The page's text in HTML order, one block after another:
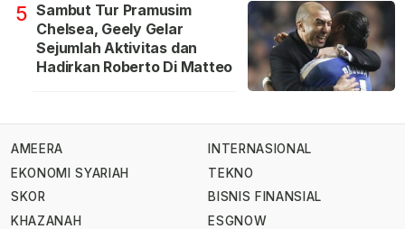
5 Sambut Tur Pramusim
Chelsea, Geely Gelar
Sejumlah Aktivitas dan
Hadirkan Roberto Di Matteo
AMEERA
EKONOMI SYARIAH
SKOR
KHAZANAH
INTERNASIONAL
TEKNO
BISNIS FINANSIAL
ESGNOW